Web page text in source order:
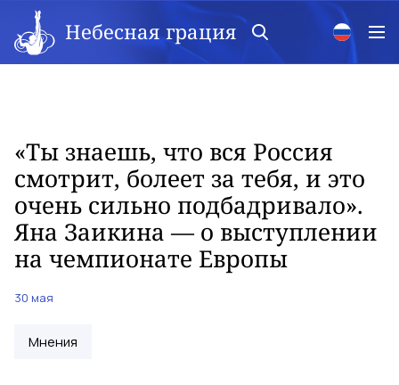
Небесная грация
«Ты знаешь, что вся Россия
смотрит, болеет за тебя, и это
очень сильно подбадривало».
Яна Заикина — о выступлении
на чемпионате Европы
30 мая
Мнения